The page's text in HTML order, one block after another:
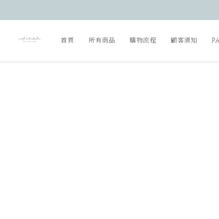
首頁 所有商品 購物流程 顧客須知